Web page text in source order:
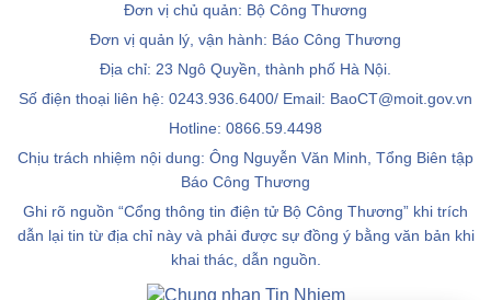
Đơn vị chủ quản: Bộ Công Thương
Đơn vị quản lý, vận hành: Báo Công Thương
Địa chỉ: 23 Ngô Quyền, thành phố Hà Nội.
Số điện thoại liên hệ: 0243.936.6400/ Email: BaoCT@moit.gov.vn
Hotline: 0866.59.4498
Chịu trách nhiệm nội dung: Ông Nguyễn Văn Minh, Tổng Biên tập
Báo Công Thương
Ghi rõ nguồn “Cổng thông tin điện tử Bộ Công Thương” khi trích
dẫn lại tin từ địa chỉ này và phải được sự đồng ý bằng văn bản khi
khai thác, dẫn nguồn.